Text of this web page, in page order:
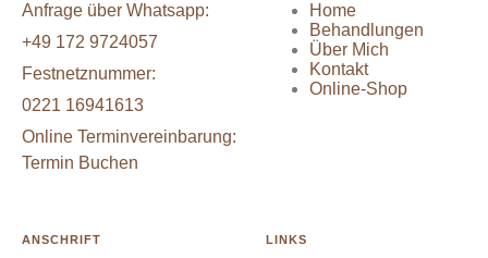
Anfrage über Whatsapp:
+49 172 9724057
Festnetznummer:
0221 16941613
Online Terminvereinbarung:
Termin Buchen
Home
Behandlungen
Über Mich
Kontakt
Online-Shop
ANSCHRIFT LINKS